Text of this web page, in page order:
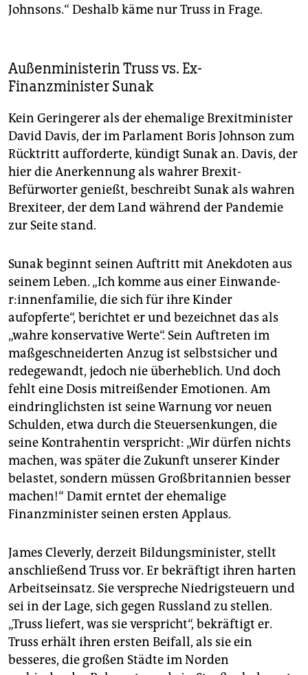
Johnsons.“ Deshalb käme nur Truss in Frage.
Außenministerin Truss vs. Ex-
Finanzminister Sunak
Kein Geringerer als der ehemalige Brexitminister
David Davis, der im Parlament Boris Johnson zum
Rücktritt aufforderte, kündigt Sunak an. Davis, der
hier die Anerkennung als wahrer Brexit-
Befürworter genießt, beschreibt Sunak als wahren
Brexiteer, der dem Land während der Pandemie
zur Seite stand.
Sunak beginnt seinen Auftritt mit Anekdoten aus
seinem Leben. „Ich komme aus einer Ein­wan­de­
r:in­nen­fa­mi­lie, die sich für ihre Kinder
aufopferte“, berichtet er und bezeichnet das als
„wahre konservative Werte“. Sein Auftreten im
maßgeschneiderten Anzug ist selbstsicher und
redegewandt, jedoch nie überheblich. Und doch
fehlt eine Dosis mitreißender Emotionen. Am
eindringlichsten ist seine Warnung vor neuen
Schulden, etwa durch die Steuersenkungen, die
seine Kontrahentin verspricht: „Wir dürfen nichts
machen, was später die Zukunft unserer Kinder
belastet, sondern müssen Großbritannien besser
machen!“ Damit erntet der ehemalige
Finanzminister seinen ersten Applaus.
James Cleverly, derzeit Bildungsminister, stellt
anschließend Truss vor. Er bekräftigt ihren harten
Arbeitseinsatz. Sie verspreche Niedrigsteuern und
sei in der Lage, sich gegen Russland zu stellen.
„Truss liefert, was sie verspricht“, bekräftigt er.
Truss erhält ihren ersten Beifall, als sie ein
besseres, die großen Städte im Norden